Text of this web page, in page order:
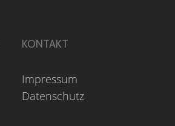
KONTAKT
Impressum
Datenschutz